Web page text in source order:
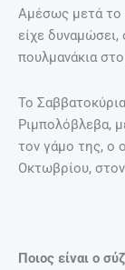
Αμέσως μετά το
είχε
πουλμανάκια
To
Ριμπολόβλεβα,
τον γάμο της, ο
Οκτωβρίου,
Ποιος είναι ο